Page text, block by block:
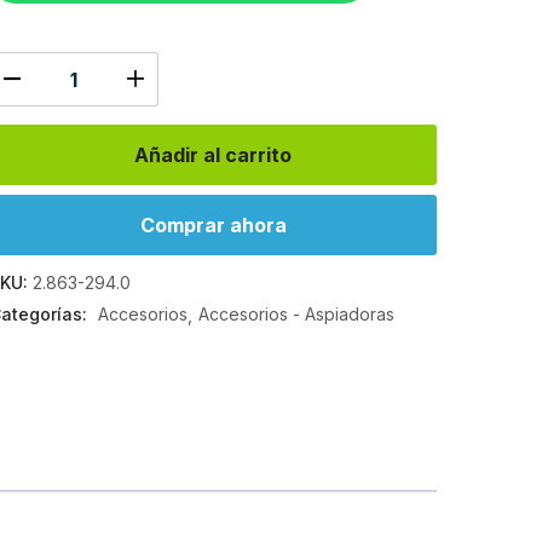
Añadir al carrito
Comprar ahora
2.863-294.0
Accesorios Accesorios - Aspiadoras